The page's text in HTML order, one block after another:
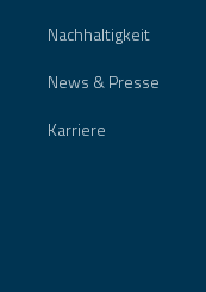
Nachhaltigkeit
News & Presse
Karriere